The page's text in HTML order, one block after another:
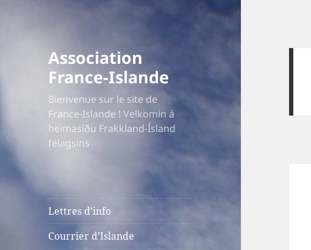
Association
France-Islande
Bienvenue sur le site de
France-Islande ! Velkomin á
heimasíðu Frakkland-Ísland
félagsins
Lettres d’info
Courrier d’Islande